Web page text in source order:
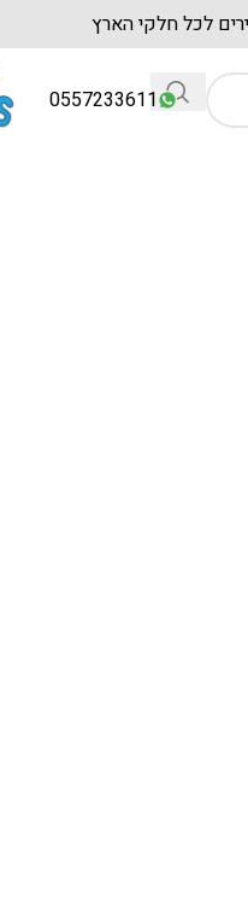
0557233611
משלוחים מהירים לכל חלקי הארץ